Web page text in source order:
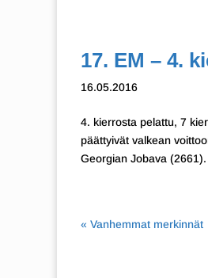
17. EM – 4.
16.05.2016
4. kierrosta pelattu, 7
päättyivät valkean
Georgian Jobava (2661).
« Vanhemmat merkinnät